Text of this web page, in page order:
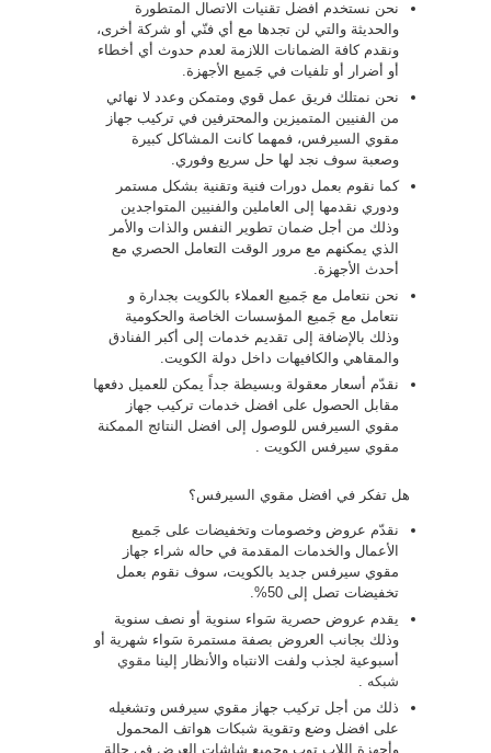
نحن نستخدم افضل تقنيات الاتصال المتطورة
والحديثة والتي لن تجدها مع أي فنّي أو شركة أخرى،
ونقدم كافة الضمانات اللازمة لعدم حدوث أي أخطاء
أو أضرار أو تلفيات في جَميع الأجهزة.
نحن نمتلك فريق عمل قوي ومتمكن وعدد لا نهائي
من الفنيين المتميزين والمحترفين في تركيب جهاز
مقوي السيرفس، فمهما كانت المشاكل كبيرة
وصعبة سوف نجد لها حل سريع وفوري.
كما نقوم بعمل دورات فنية وتقنية بشكل مستمر
ودوري نقدمها إلى العاملين والفنيين المتواجدين
وذلك من أجل ضمان تطوير النفس والذات والأمر
الذي يمكنهم مع مرور الوقت التعامل الحصري مع
أحدث الأجهزة.
نحن نتعامل مع جَميع العملاء بالكويت بجدارة و
نتعامل مع جَميع المؤسسات الخاصة والحكومية
وذلك بالإضافة إلى تقديم خدمات إلى أكبر الفنادق
والمقاهي والكافيهات داخل دولة الكويت.
نقدّم أسعار معقولة وبسيطة جداً يمكن للعميل دفعها
مقابل الحصول على افضل خدمات تركيب جهاز
مقوي السيرفس للوصول إلى افضل النتائج الممكنة
مقوي سيرفس الكويت .
هل تفكر في افضل مقوي السيرفس؟
نقدّم عروض وخصومات وتخفيضات على جَميع
الأعمال والخدمات المقدمة في حاله شراء جهاز
مقوي سيرفس جديد بالكويت، سوف نقوم بعمل
تخفيضات تصل إلى 50%.
يقدم عروض حصرية سَواء سنوية أو نصف سنوية
وذلك بجانب العروض بصفة مستمرة سَواء شهرية أو
أسبوعية لجذب ولفت الانتباه والأنظار إلينا مقوي
شبكه .
ذلك من أجل تركيب جهاز مقوي سيرفس وتشغيله
على افضل وضع وتقوية شبكات هواتف المحمول
وأجهزة اللاب توب وجميع شاشات العرض في حالة